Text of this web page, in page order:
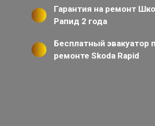
Гарантия на ремонт
Рапид 2 года
Бесплатный эвакуатор
ремонте Skoda Rapid